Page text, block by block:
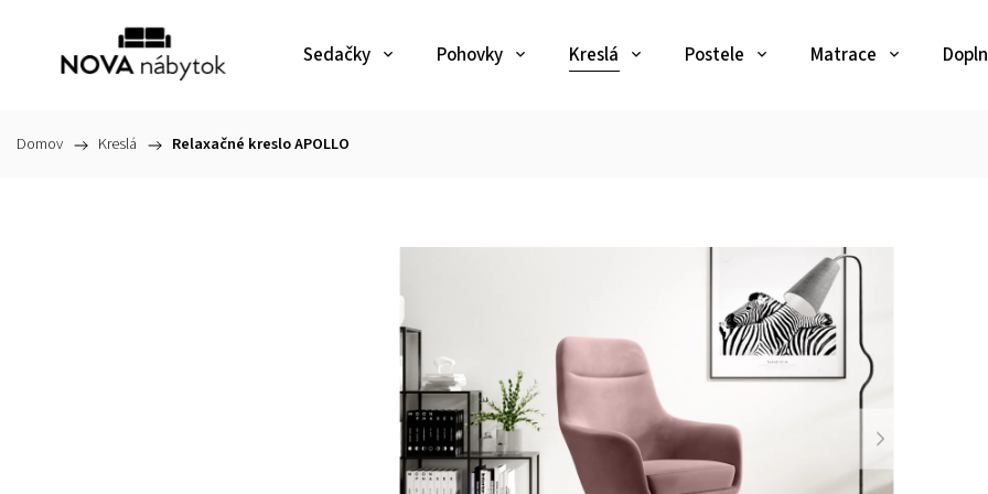
Sedačky Pohovky Kreslá Postele Matrace
Domov / Kreslá / Relaxačné kreslo APOLLO